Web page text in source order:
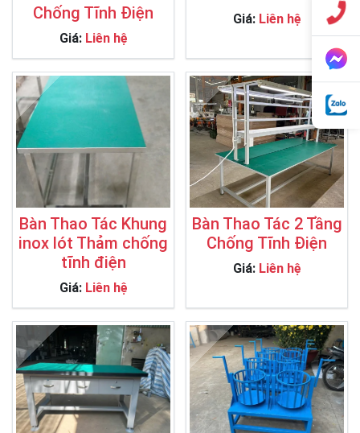
Chống Tĩnh Điện
Giá: Liên hệ
Giá: Liên hệ
Bàn Thao Tác Khung
inox lót Thảm chống
tĩnh điện
Giá: Liên hệ
Bàn Thao Tác 2 Tầng
Chống Tĩnh Điện
Giá: Liên hệ